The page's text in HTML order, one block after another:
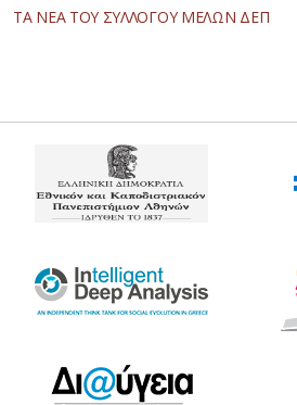
ΤΑ ΝΕΑ ΤΟΥ ΣΥΛΛΟΓΟΥ ΜΕΛΩΝ ΔΕΠ